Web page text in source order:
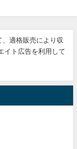
適格販売により収
イト広告を利用して